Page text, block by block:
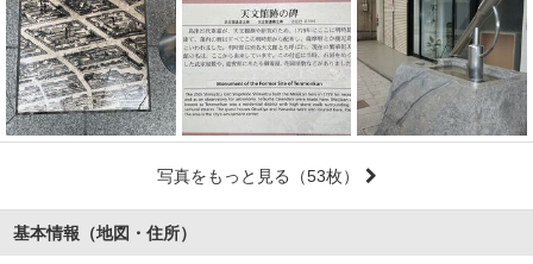
写真をもっと見る （53枚）
基本情報（地図・住所）